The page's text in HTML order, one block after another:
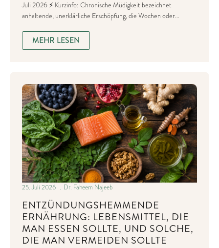
Juli 2026 ⚡ Kurzinfo: Chronische Müdigkeit bezeichnet
anhaltende, unerklärliche Erschöpfung, die Wochen oder…
MEHR LESEN
ENTZÜNDUNGSHEMMENDE
ERNÄHRUNG: LEBENSMITTEL, DIE
MAN ESSEN SOLLTE, UND SOLCHE,
DIE MAN VERMEIDEN SOLLTE
25. Juli 2026 Dr. Faheem Najeeb